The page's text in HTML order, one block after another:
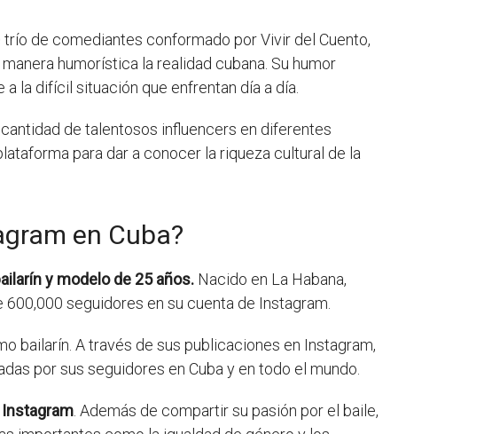
trío de comediantes conformado por Vivir del Cuento,
humorística la realidad cubana. Su humor
la difícil situación que enfrentan día a día.
de talentosos influencers en diferentes
para dar a conocer la riqueza cultural de la
en Cuba?
y modelo de 25 años. Nacido en La Habana,
seguidores en su cuenta de Instagram.
bailarín. A través de sus publicaciones en Instagram,
por sus seguidores en Cuba y en todo el mundo.
. Además de compartir su pasión por el baile,